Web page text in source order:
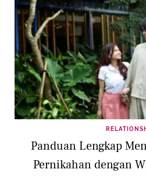
Panduan Lengkap
Pernikahan dengan